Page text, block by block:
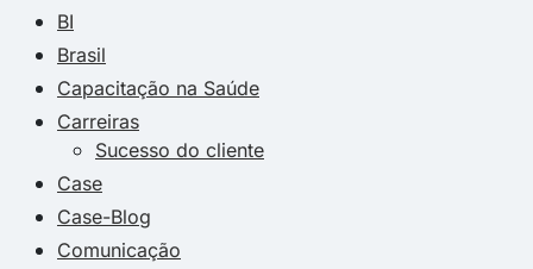
BI
Brasil
Capacitação na Saúde
Carreiras
Sucesso do cliente
Case
Case-Blog
Comunicação